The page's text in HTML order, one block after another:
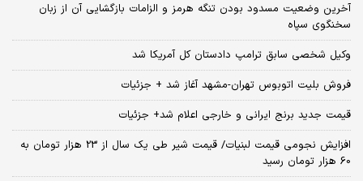
آخرین وضعیت مسدود بودن تنگه هرمز و الزامات بازگشایی آن از زبان
سخنگوی سپاه
وکیل شخصی سابق ترامپ دادستان کل آمریکا شد
فروش بلیت اتوبوس تهران-مشهد آغاز شد + جزئیات
قیمت جدید برنج ایرانی و خارجی اعلام شد+ جزئیات
افزایش نجومی قیمت لبنیات/ قیمت شیر طی یک سال از 23 هزار تومان به
60 هزار تومان رسید